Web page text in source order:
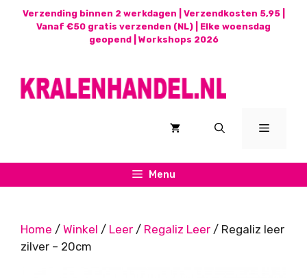
Verzending binnen 2 werkdagen | Verzendkosten 5,95 |
Vanaf €50 gratis verzenden (NL) | Elke woensdag
geopend | Workshops 2026
Menu
Menu
Home / Winkel / Leer / Regaliz Leer / Regaliz leer
zilver – 20cm